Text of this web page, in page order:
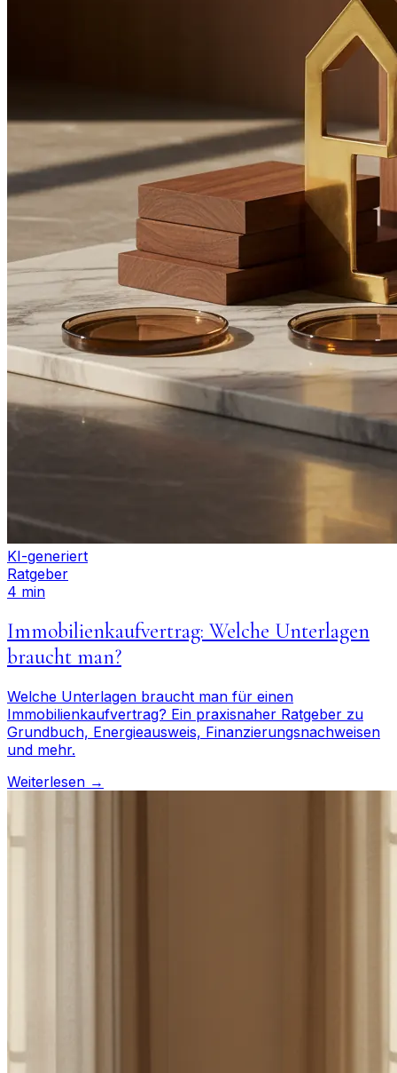
KI-generiert
Ratgeber
4 min
Immobilienkaufvertrag: Welche Unterlagen
braucht man?
Welche Unterlagen braucht man für einen
Immobilienkaufvertrag? Ein praxisnaher Ratgeber zu
Grundbuch, Energieausweis, Finanzierungsnachweisen
und mehr.
Weiterlesen →